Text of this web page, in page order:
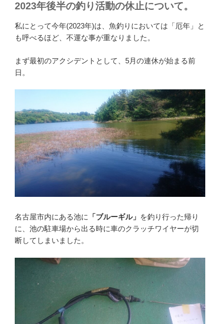
2023年後半の釣り活動の休止について。
私にとって今年(2023年)は、魚釣りにおいては「厄年」と
も呼べるほど、不運な事が重なりました。
まず最初のアクシデントとして、5月の連休が始まる前
日。
名古屋市内にある池に 「ブルーギル」 を釣り行った帰り
に、池の駐車場から出る時に車のクラッチワイヤーが切
断してしまいました。